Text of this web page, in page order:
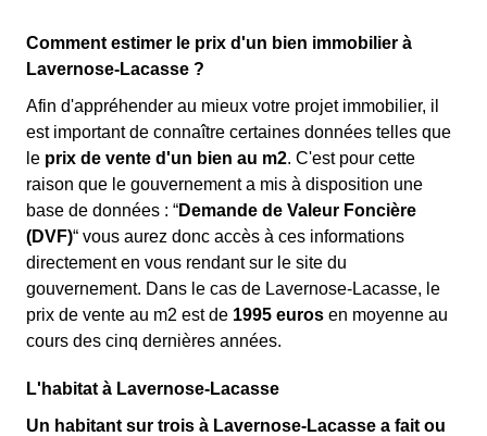
Comment estimer le prix d'un bien immobilier à
Lavernose-Lacasse ?
Afin d'appréhender au mieux votre projet immobilier, il
est important de connaître certaines données telles que
le prix de vente d'un bien au m2. C'est pour cette
raison que le gouvernement a mis à disposition une
base de données : “Demande de Valeur Foncière
(DVF)“ vous aurez donc accès à ces informations
directement en vous rendant sur le site du
gouvernement. Dans le cas de Lavernose-Lacasse, le
prix de vente au m2 est de 1995 euros en moyenne au
cours des cinq dernières années.
L'habitat à Lavernose-Lacasse
Un habitant sur trois à Lavernose-Lacasse a fait ou